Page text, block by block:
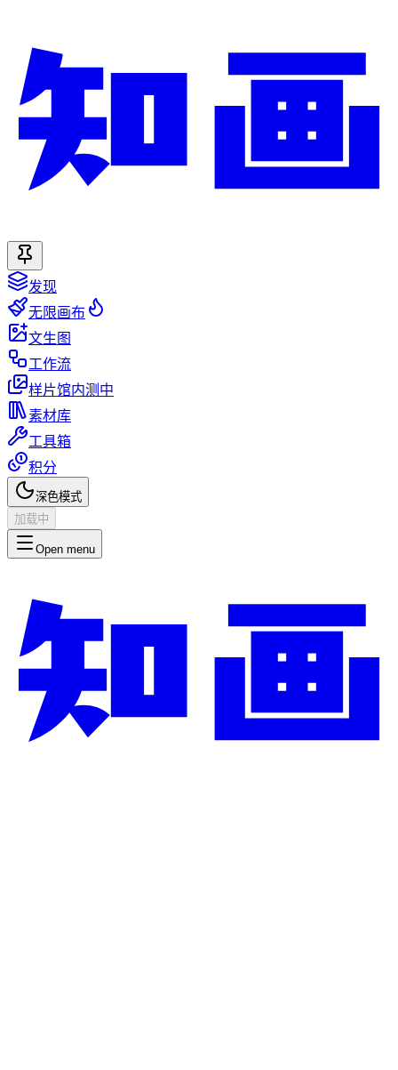
发现
无限画布
文生图
工作流
样片馆内测中
素材库
工具箱
积分
深色模式
加载中
Open menu